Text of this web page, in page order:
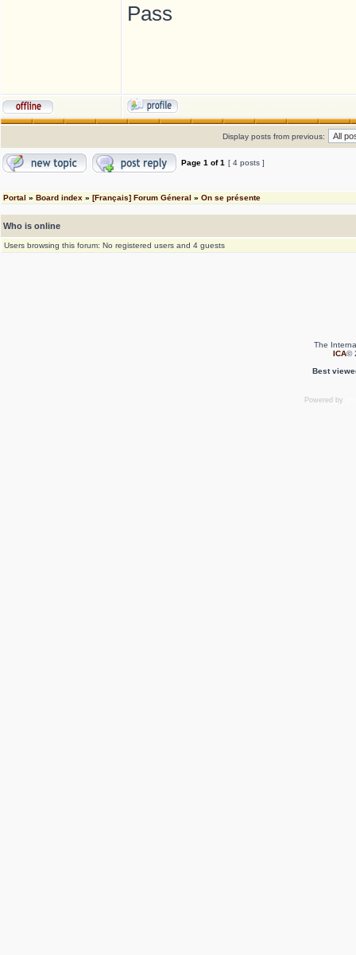
Pass
Display posts from previous:
Page 1 of1 [ 4 posts ]
Portal » Board index » [Français] Forum Géneral » On se présente
Who is online
Users browsing this forum: No registered users and 4 guests
The
ICA©
Best
Powered by